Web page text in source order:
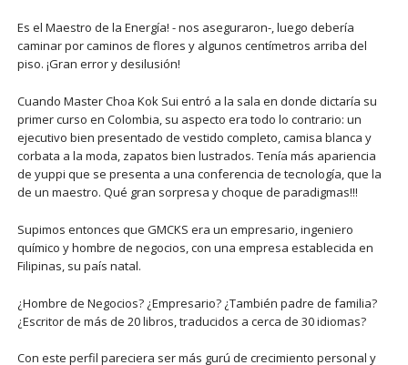
Es el Maestro de la Energía! - nos aseguraron-, luego debería
caminar por caminos de flores y algunos centímetros arriba del
piso. ¡Gran error y desilusión!
Cuando Master Choa Kok Sui entró a la sala en donde dictaría su
primer curso en Colombia, su aspecto era todo lo contrario: un
ejecutivo bien presentado de vestido completo, camisa blanca y
corbata a la moda, zapatos bien lustrados. Tenía más apariencia
de yuppi que se presenta a una conferencia de tecnología, que la
de un maestro. Qué gran sorpresa y choque de paradigmas!!!
Supimos entonces que GMCKS era un empresario, ingeniero
químico y hombre de negocios, con una empresa establecida en
Filipinas, su país natal.
¿Hombre de Negocios? ¿Empresario? ¿También padre de familia?
¿Escritor de más de 20 libros, traducidos a cerca de 30 idiomas?
Con este perfil pareciera ser más gurú de crecimiento personal y